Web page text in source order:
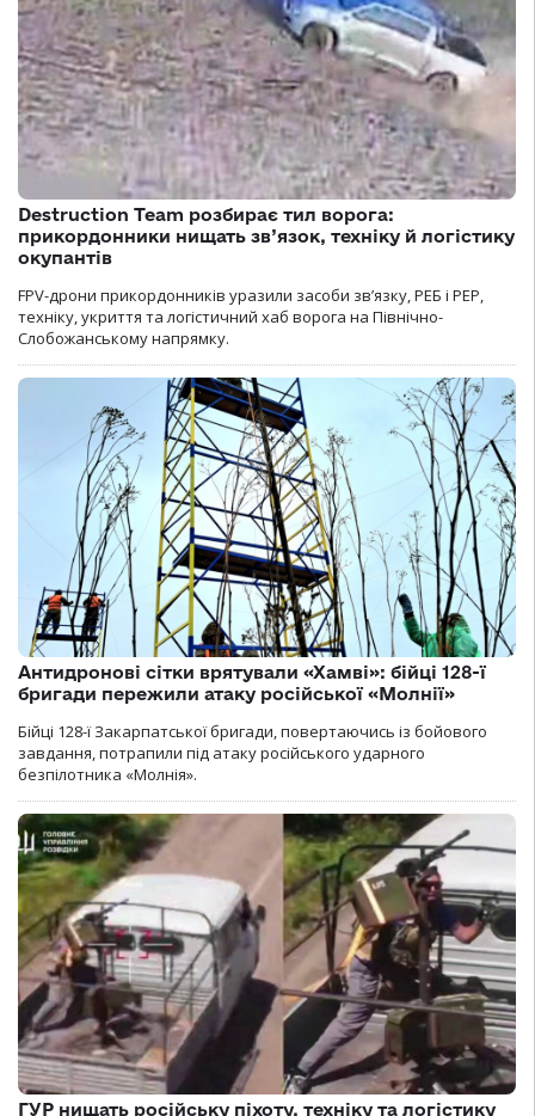
Destruction Team розбирає тил ворога:
прикордонники нищать зв’язок, техніку й логістику
окупантів
FPV-дрони прикордонників уразили засоби зв’язку, РЕБ і РЕР,
техніку, укриття та логістичний хаб ворога на Північно-
Слобожанському напрямку.
Антидронові сітки врятували «Хамві»: бійці 128-ї
бригади пережили атаку російської «Молнії»
Бійці 128-ї Закарпатської бригади, повертаючись із бойового
завдання, потрапили під атаку російського ударного
безпілотника «Молнія».
ГУР нищать російську піхоту, техніку та логістику